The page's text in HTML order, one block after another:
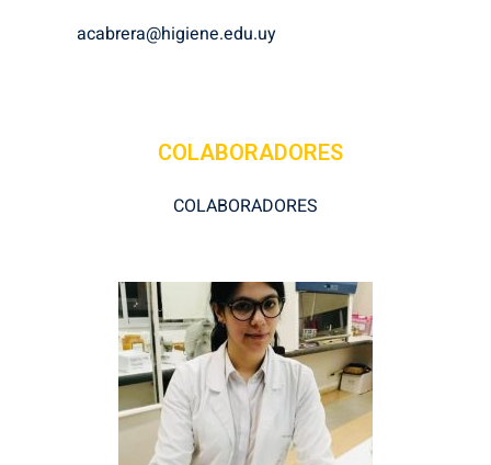
acabrera@higiene.edu.uy
COLABORADORES
COLABORADORES